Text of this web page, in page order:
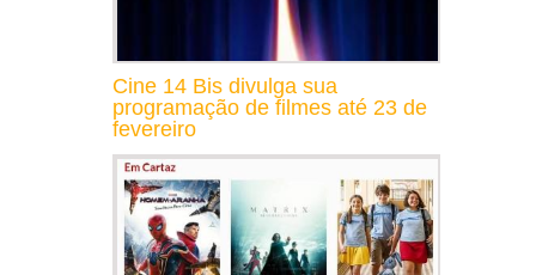
Cine 14 Bis divulga sua
programação de filmes até 23 de
fevereiro